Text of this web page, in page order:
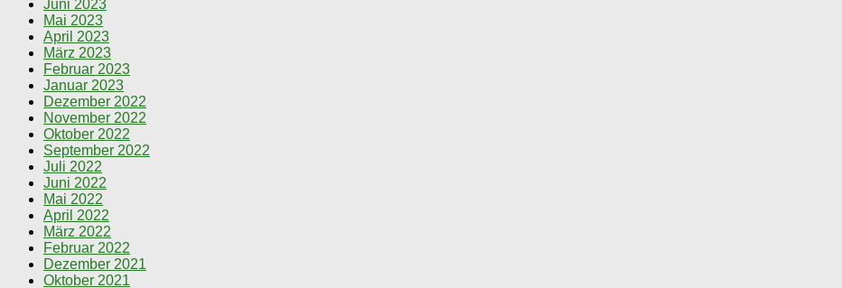
Juni 2023
Mai 2023
April 2023
März 2023
Februar 2023
Januar 2023
Dezember 2022
November 2022
Oktober 2022
September 2022
Juli 2022
Juni 2022
Mai 2022
April 2022
März 2022
Februar 2022
Dezember 2021
Oktober 2021